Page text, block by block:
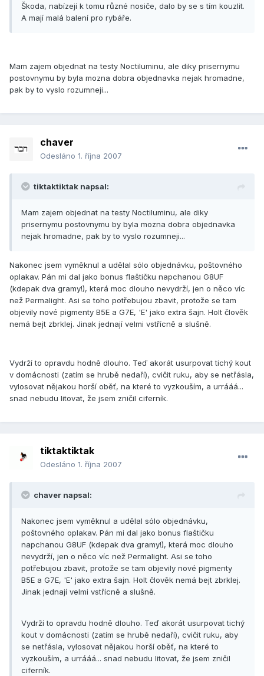
Škoda, nabízejí k tomu různé nosiče, dalo by se s tím kouzlit.
A mají malá balení pro rybáře.
Mam zajem objednat na testy Noctiluminu, ale diky prisernymu
postovnymu by byla mozna dobra objednavka nejak hromadne,
pak by to vyslo rozumneji...
chaver
Odesláno 1. října 2007
tiktaktiktak napsal:
Mam zajem objednat na testy Noctiluminu, ale diky
prisernymu postovnymu by byla mozna dobra objednavka
nejak hromadne, pak by to vyslo rozumneji...
Nakonec jsem vyměknul a udělal sólo objednávku, poštovného
oplakav. Pán mi dal jako bonus flaštičku napchanou G8UF
(kdepak dva gramy!), která moc dlouho nevydrží, jen o něco víc
než Permalight. Asi se toho potřebujou zbavit, protože se tam
objevily nové pigmenty B5E a G7E, 'E' jako extra šajn. Holt člověk
nemá bejt zbrklej. Jinak jednají velmi vstřícně a slušně.
Vydrží to opravdu hodně dlouho. Teď akorát usurpovat tichý kout
v domácnosti (zatím se hrubě nedaří), cvičit ruku, aby se netřásla,
vylosovat nějakou horší oběť, na které to vyzkouším, a urrááá...
snad nebudu litovat, že jsem zničil ciferník.
tiktaktiktak
Odesláno 1. října 2007
chaver napsal:
Nakonec jsem vyměknul a udělal sólo objednávku,
poštovného oplakav. Pán mi dal jako bonus flaštičku
napchanou G8UF (kdepak dva gramy!), která moc dlouho
nevydrží, jen o něco víc než Permalight. Asi se toho
potřebujou zbavit, protože se tam objevily nové pigmenty
B5E a G7E, 'E' jako extra šajn. Holt člověk nemá bejt zbrklej.
Jinak jednají velmi vstřícně a slušně.
Vydrží to opravdu hodně dlouho. Teď akorát usurpovat tichý
kout v domácnosti (zatím se hrubě nedaří), cvičit ruku, aby
se netřásla, vylosovat nějakou horší oběť, na které to
vyzkouším, a urrááá... snad nebudu litovat, že jsem zničil
ciferník.